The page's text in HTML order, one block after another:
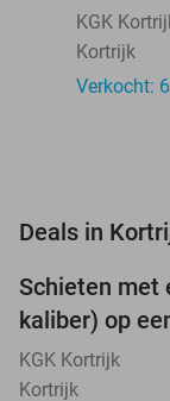
KGK
Kortrijk
Verkocht: 6
Deals in
TODAY
Schieten met
kaliber) op
KGK Kortrijk
Kortrijk